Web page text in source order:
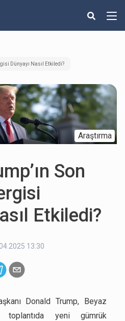
Dünyayı Nasıl Etkiledi?
Araştırma
Son
Etkiledi?
13:30
Donald Trump, Beyaz
toplantıda yeni gümrük